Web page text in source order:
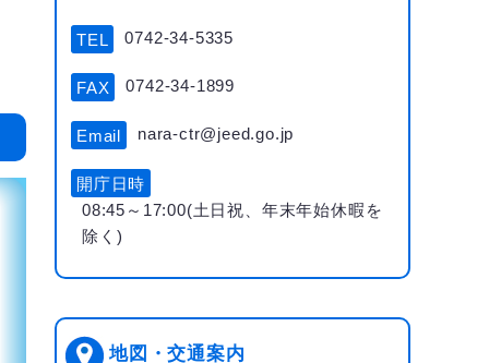
TEL 0742-34-5335
FAX 0742-34-1899
Email nara-ctr@jeed.go.jp
開庁日時
08:45～17:00(土日祝、年末年始休暇を
除く)
地図・交通案内